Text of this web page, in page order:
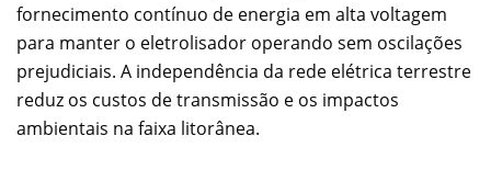
fornecimento contínuo de energia em alta voltagem
para manter o eletrolisador operando sem oscilações
prejudiciais. A independência da rede elétrica terrestre
reduz os custos de transmissão e os impactos
ambientais na faixa litorânea.